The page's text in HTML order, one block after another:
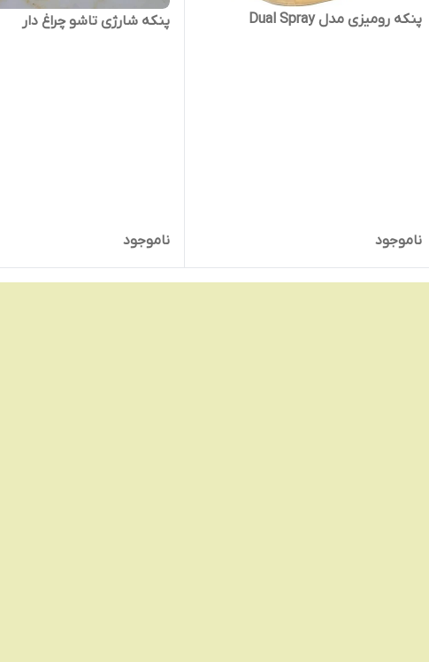
پنکه رومیزی مدل Dual Spray
ناموجود
پنکه شارژی تاشو چراغ دار
ناموجود